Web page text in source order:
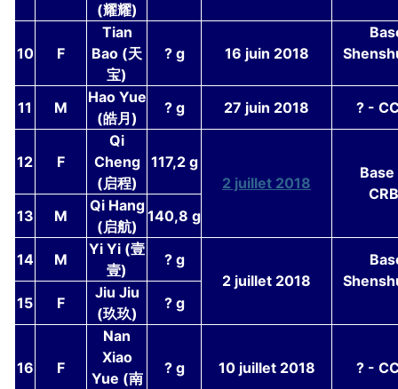
(耀耀)
10 F
Tian
Bao (天
宝)
? g 16 juin 2018
11 M
Hao Yue
(皓月)
? g 27 juin 2018 ? -
12 F
Qi
Cheng
(启程)
117,2 g
2 juillet 2018
13
M
Qi Hang
(启航)
140,8 g
14 M
Yi Yi (壹
壹)
? g
2 juillet 2018
15
F
Jiu Jiu
(玖玖)
? g
16 F
Nan
Xiao
Yue (南
? g 10 juillet 2018 ? -